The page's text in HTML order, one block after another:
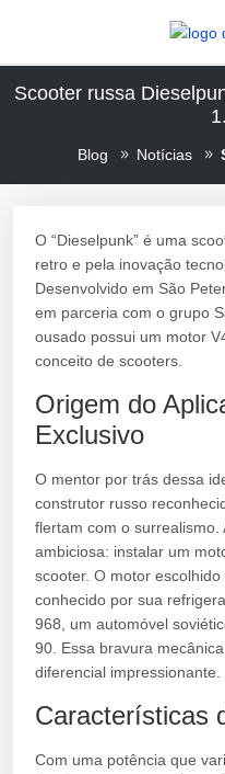
Scooter russa
Blog Notícias
O “Dieselpunk” é uma
retro e pela inovação
Desenvolvido em São
em parceria com o grupo
ousado possui um motor
conceito de scooters.
Origem do
Exclusivo
O mentor por trás dessa
construtor russo
flertam com o
ambiciosa: instalar um
scooter. O motor escolhido
conhecido por sua
968, um automóvel
90. Essa bravura
diferencial impressionante.
Características
Com uma potência que